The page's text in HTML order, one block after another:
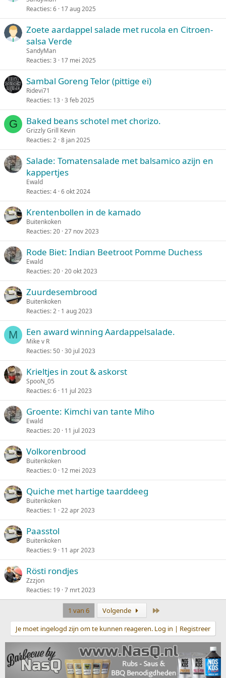
Reacties 6 17 aug 2025
Zoete aardappel salade met rucola en Citroen-
salsa Verde
SandyMan
Reacties 3 17 mei 2025
Sambal Goreng Telor (pittige ei)
Ridevi71
Reacties 13 3 feb 2025
G Baked beans schotel met chorizo.
Grizzly Grill Kevin
Reacties 2 8 jan 2025
Salade: Tomatensalade met balsamico azijn en
kappertjes
Ewald
Reacties 4 6 okt 2024
Krentenbollen in de kamado
Buitenkoken
Reacties 20 27 nov 2023
Rode Biet: Indian Beetroot Pomme Duchess
Ewald
Reacties 20 20 okt 2023
Zuurdesembrood
Buitenkoken
Reacties 2 1 aug 2023
M Een award winning Aardappelsalade.
Mike v R
Reacties 50 30 jul 2023
Krieltjes in zout & askorst
SpooN_05
Reacties 6 11 jul 2023
Groente: Kimchi van tante Miho
Ewald
Reacties 20 11 jul 2023
Volkorenbrood
Buitenkoken
Reacties 0 12 mei 2023
Quiche met hartige taarddeeg
Buitenkoken
Reacties 1 22 apr 2023
Paasstol
Buitenkoken
Reacties 9 11 apr 2023
Rösti rondjes
Zzzjon
Reacties 19 7 mrt 2023
1 van 6 Volgende
Je moet ingelogd zijn om te kunnen reageren. Log in | Registreer